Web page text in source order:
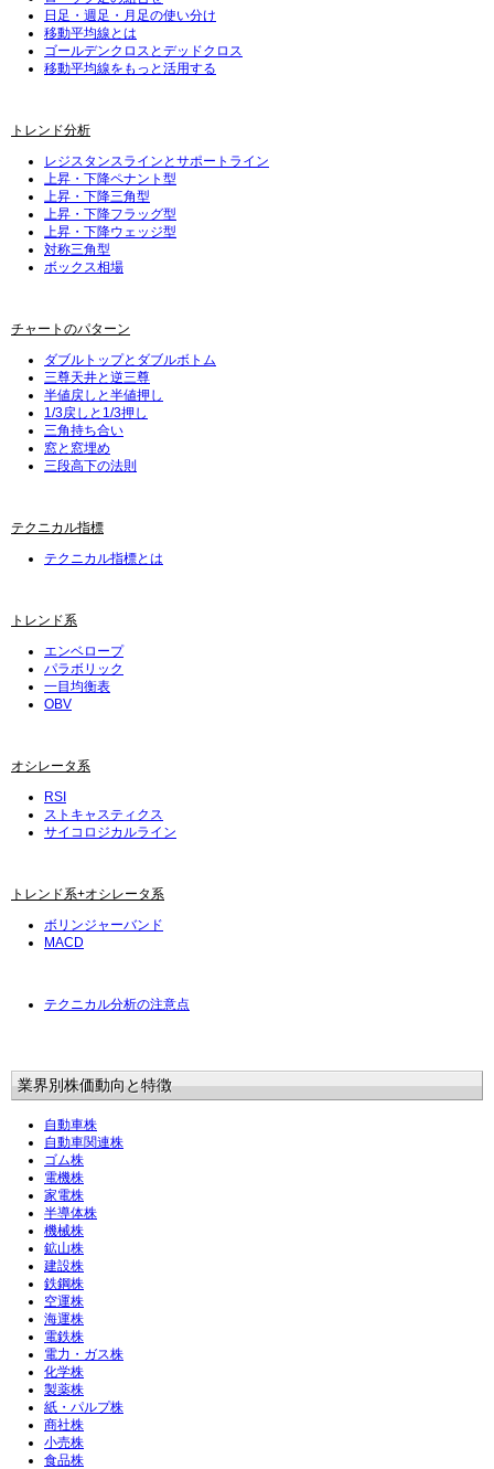
日足・週足・月足の使い分け
移動平均線とは
ゴールデンクロスとデッドクロス
移動平均線をもっと活用する
トレンド分析
レジスタンスラインとサポートライン
上昇・下降ペナント型
上昇・下降三角型
上昇・下降フラッグ型
上昇・下降ウェッジ型
対称三角型
ボックス相場
チャートのパターン
ダブルトップとダブルボトム
三尊天井と逆三尊
半値戻しと半値押し
1/3戻しと1/3押し
三角持ち合い
窓と窓埋め
三段高下の法則
テクニカル指標
テクニカル指標とは
トレンド系
エンベロープ
パラボリック
一目均衡表
OBV
オシレータ系
RSI
ストキャスティクス
サイコロジカルライン
トレンド系+オシレータ系
ボリンジャーバンド
MACD
テクニカル分析の注意点
業界別株価動向と特徴
自動車株
自動車関連株
ゴム株
電機株
家電株
半導体株
機械株
鉱山株
建設株
鉄鋼株
空運株
海運株
電鉄株
電力・ガス株
化学株
製薬株
紙・パルプ株
商社株
小売株
食品株